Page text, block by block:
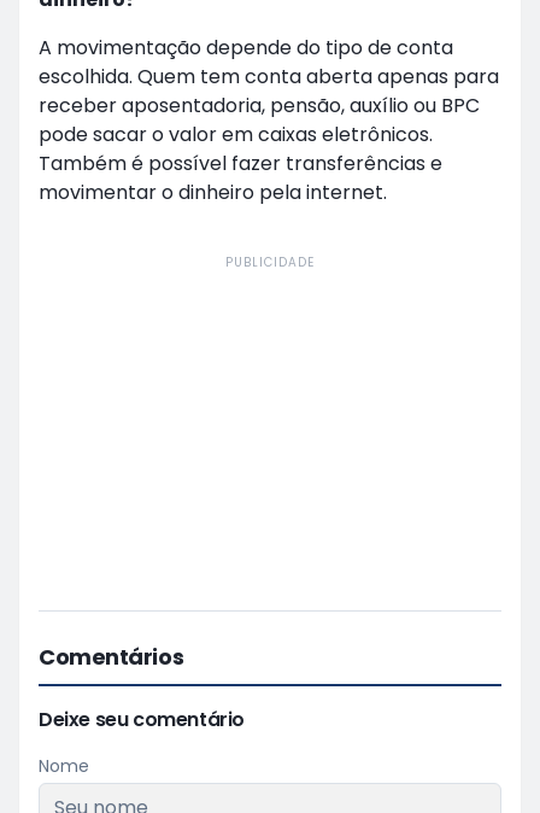
A movimentação depende do tipo de conta
escolhida. Quem tem conta aberta apenas para
receber aposentadoria, pensão, auxílio ou BPC
pode sacar o valor em caixas eletrônicos.
Também é possível fazer transferências e
movimentar o dinheiro pela internet.
PUBLICIDADE
Comentários
Deixe seu comentário
Nome